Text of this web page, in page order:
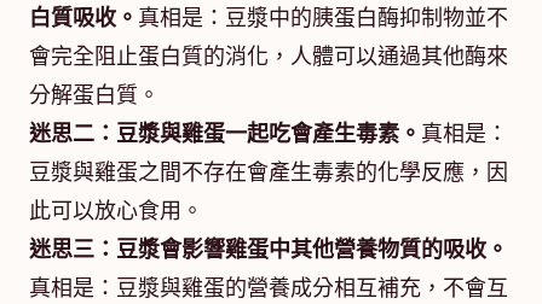
白質吸收。 真相是：豆漿中的胰蛋白酶抑制物並不
會完全阻止蛋白質的消化，人體可以通過其他酶來
分解蛋白質。
迷思二：豆漿與雞蛋一起吃會產生毒素。 真相是：
豆漿與雞蛋之間不存在會產生毒素的化學反應，因
此可以放心食用。
迷思三：豆漿會影響雞蛋中其他營養物質的吸收。
真相是：豆漿與雞蛋的營養成分相互補充，不會互